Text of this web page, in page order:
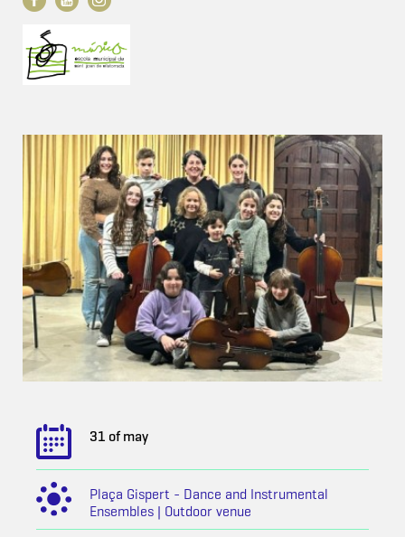
31 of may
Plaça Gispert - Dance and Instrumental
Ensembles | Outdoor venue